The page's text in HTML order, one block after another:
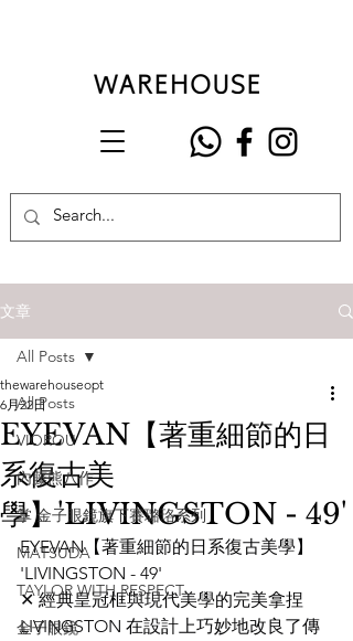
文章
All Posts
VIOROU
內藤熊八作
掌 金子眼鏡旗下賽璐珞系列
MATSUDA
TAYLOR WITH RESPECT
金子眼鏡
All Posts
EYEVAN【著重細節的日
系復古美
學】'LIVINGSTON - 49'
thewarehouseopt
6月22日
EYEVAN【著重細節的日系復古美學】
'LIVINGSTON - 49'
✕ 經典皇冠框與現代美學的完美拿捏
LIVINGSTON 在設計上巧妙地改良了傳